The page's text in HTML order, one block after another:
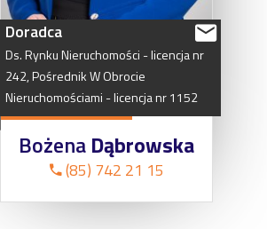
Doradca
Ds.RynkuNieruchomości -licencjanr
242,PośrednikWObrocie
Nieruchomościami -licencjanr1152
BożenaDąbrowska
(85) 742 21 15